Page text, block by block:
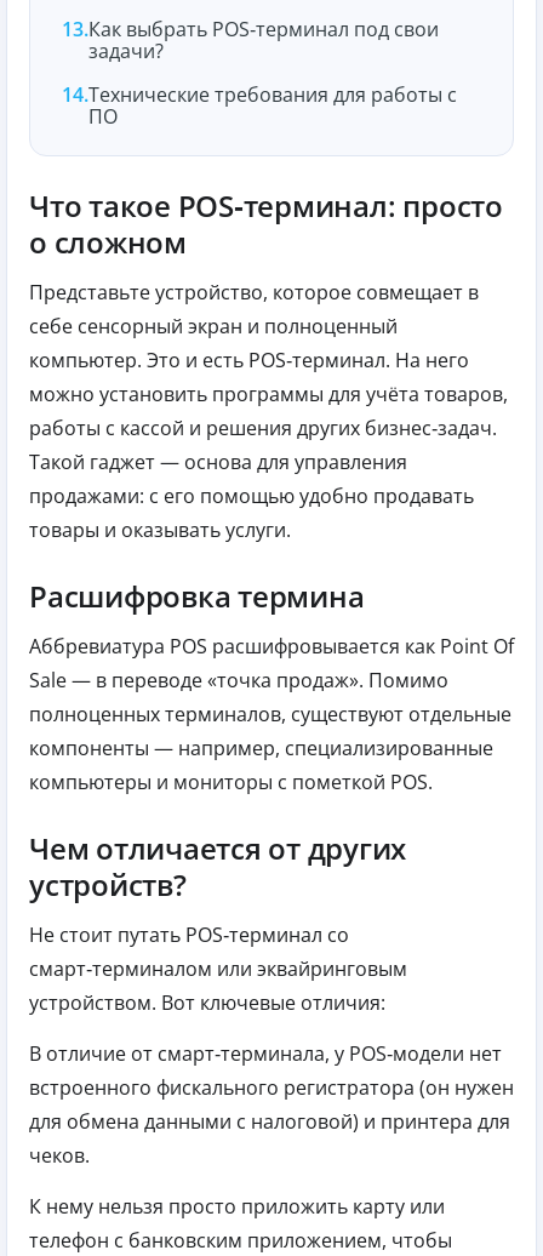
Как выбрать POS‑терминал под свои
задачи?
Технические требования для работы с
ПО
Что такое POS‑терминал: просто
о сложном
Представьте устройство, которое совмещает в
себе сенсорный экран и полноценный
компьютер. Это и есть POS‑терминал. На него
можно установить программы для учёта товаров,
работы с кассой и решения других бизнес‑задач.
Такой гаджет — основа для управления
продажами: с его помощью удобно продавать
товары и оказывать услуги.
Расшифровка термина
Аббревиатура POS расшифровывается как Point Of
Sale — в переводе «точка продаж». Помимо
полноценных терминалов, существуют отдельные
компоненты — например, специализированные
компьютеры и мониторы с пометкой POS.
Чем отличается от других
устройств?
Не стоит путать POS‑терминал со
смарт‑терминалом или эквайринговым
устройством. Вот ключевые отличия:
В отличие от смарт‑терминала, у POS‑модели нет
встроенного фискального регистратора (он нужен
для обмена данными с налоговой) и принтера для
чеков.
К нему нельзя просто приложить карту или
телефон с банковским приложением, чтобы